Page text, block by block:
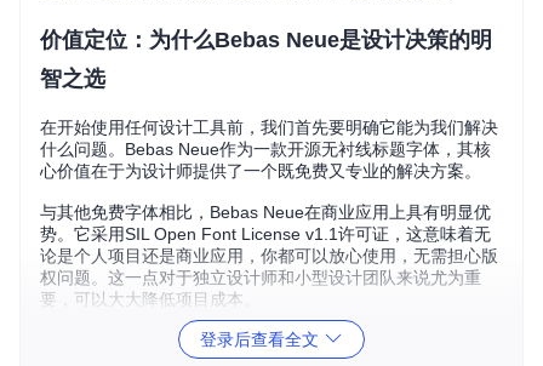
价值定位：为什么Bebas Neue是设计决策的明
智之选
在开始使用任何设计工具前，我们首先要明确它能为我们解决
什么问题。Bebas Neue作为一款开源无衬线标题字体，其核
心价值在于为设计师提供了一个既免费又专业的解决方案。
与其他免费字体相比，Bebas Neue在商业应用上具有明显优
势。它采用SIL Open Font License v1.1许可证，这意味着无
论是个人项目还是商业应用，你都可以放心使用，无需担心版
权问题。这一点对于独立设计师和小型设计团队来说尤为重
要，可以大大降低项目成本。
登录后查看全文